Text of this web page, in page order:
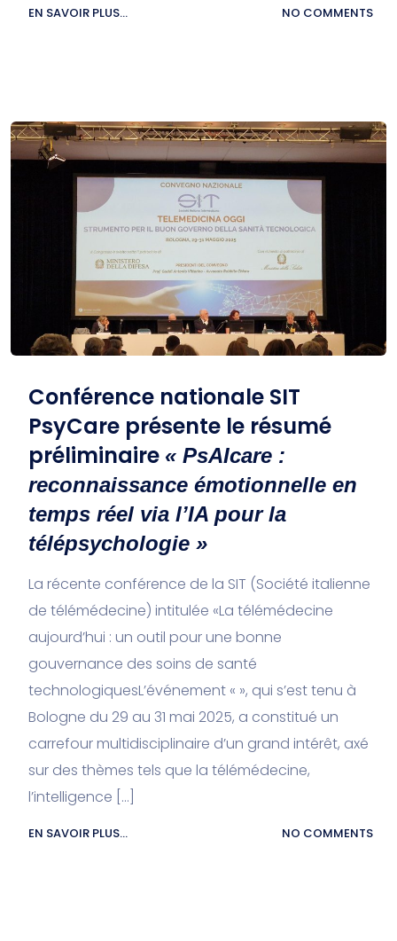
EN SAVOIR PLUS... NO COMMENTS
Conférence nationale SIT
PsyCare présente le résumé
préliminaire « PsAIcare :
reconnaissance émotionnelle en
temps réel via l’IA pour la
télépsychologie »
La récente conférence de la SIT (Société italienne
de télémédecine) intitulée «La télémédecine
aujourd’hui : un outil pour une bonne
gouvernance des soins de santé
technologiquesL’événement « », qui s’est tenu à
Bologne du 29 au 31 mai 2025, a constitué un
carrefour multidisciplinaire d’un grand intérêt, axé
sur des thèmes tels que la télémédecine,
l’intelligence […]
EN SAVOIR PLUS... NO COMMENTS